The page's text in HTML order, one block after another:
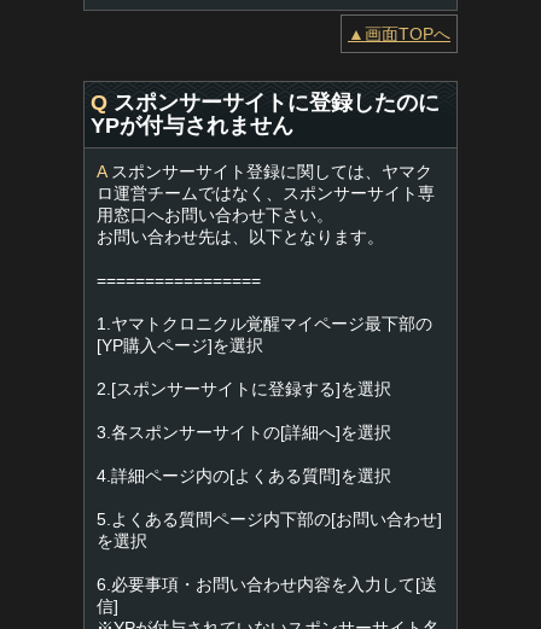
▲画面TOPへ
Q スポンサーサイトに登録したのに
YPが付与されません
Aスポンサーサイト登録に関しては、ヤマク
ロ運営チームではなく、スポンサーサイト専
用窓口へお問い合わせ下さい。
お問い合わせ先は、以下となります。
=================
1.ヤマトクロニクル覚醒マイページ最下部の
[YP購入ページ]を選択
2.[スポンサーサイトに登録する]を選択
3.各スポンサーサイトの[詳細へ]を選択
4.詳細ページ内の[よくある質問]を選択
5.よくある質問ページ内下部の[お問い合わせ]
を選択
6.必要事項・お問い合わせ内容を入力して[送
信]